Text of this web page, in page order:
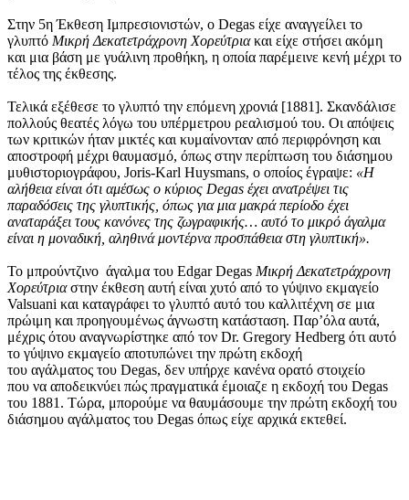
Στην 5η Έκθεση Ιμπρεσιονιστών, ο Degas είχε αναγγείλει το
γλυπτό Μικρή Δεκατετράχρονη Χορεύτριακαι είχε στήσει ακόμη
και μια βάση με γυάλινη προθήκη, η οποία παρέμεινε κενή μέχρι το
τέλος της έκθεσης.
Τελικά εξέθεσε το γλυπτό την επόμενη χρονιά [1881]. Σκανδάλισε
πολλούς θεατές λόγω του υπέρμετρου ρεαλισμού του. Οι απόψεις
των κριτικών ήταν μικτές και κυμαίνονταν από περιφρόνηση και
αποστροφή μέχρι θαυμασμό, όπως στην περίπτωση του διάσημου
μυθιστοριογράφου, Joris-Karl Huysmans, ο οποίος έγραψε: «Η
αλήθεια είναι ότι αμέσως ο κύριος Degas έχει ανατρέψει τις
παραδόσεις της γλυπτικής, όπως για μια μακρά περίοδο έχει
αναταράξει τους κανόνες της ζωγραφικής… αυτό το μικρό άγαλμα
είναι η μοναδική, αληθινά μοντέρνα προσπάθεια στη γλυπτική».
Το μπρούντζινο άγαλμα του Edgar Degas Μικρή Δεκατετράχρονη
Χορεύτριαστην έκθεση αυτή είναι χυτό από το γύψινο εκμαγείο
Valsuani και καταγράφει το γλυπτό αυτό του καλλιτέχνη σε μια
πρώιμη και προηγουμένως άγνωστη κατάσταση. Παρ’όλα αυτά,
μέχρις ότου αναγνωρίστηκε από τον Dr. Gregory Hedberg ότι αυτό
το γύψινο εκμαγείο αποτυπώνει την πρώτη εκδοχή
του αγάλματος του Degas, δεν υπήρχε κανένα ορατό στοιχείο
που να αποδεικνύει πώς πραγματικά έμοιαζε η εκδοχή του Degas
του 1881. Τώρα, μπορούμε να θαυμάσουμε την πρώτη εκδοχή του
διάσημου αγάλματος του Degas όπως είχε αρχικά εκτεθεί.